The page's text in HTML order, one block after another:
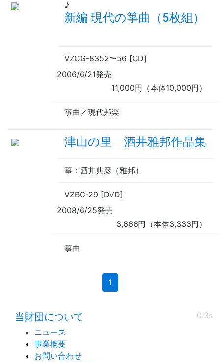
♪
新編 現代の箏曲（5枚組）
VZCG-8352〜56 [CD]
2006/6/21発売
11,000円（本体10,000円）
箏曲／現代邦楽
津山の里 酒井雅邦作品集
箏 ：酒井典彦（雅邦）
VZBG-29 [DVD]
2008/6/25発売
3,666円（本体3,333円）
箏曲
1(current)
0.3s
当財団について
ニュース
事業概要
お問い合わせ